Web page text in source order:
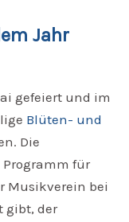
Jahr
gefeiert und im
Blüten- und
Die
für
Musikverein bei
gibt, der